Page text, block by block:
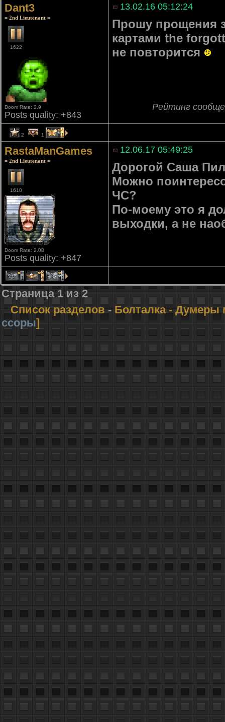
Dant3
= 2nd Lieutenant =
1622
Doom Rate: 2.9
Posts quality: +843
13.02.16 05:12:24
Прошу прощения
картами the
не повторится
Рейтинг
2 1 1
RastaManGames
= 2nd Lieutenant =
1610
Doom Rate: 2.08
Posts quality: +847
12.06.17 05:49:25
Дорогой Саша
Можно
ЧС?
По-моему это я
выходки, а не
1 4 1
Страница 1 из 2
Список разделов- Болталка- Думеры
ссоры]